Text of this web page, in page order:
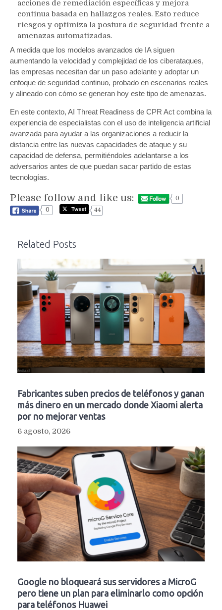
acciones de remediación específicas y mejora
continua basada en hallazgos reales. Esto reduce
riesgos y optimiza la postura de seguridad frente a
amenazas automatizadas.
A medida que los modelos avanzados de IA siguen
aumentando la velocidad y complejidad de los ciberataques,
las empresas necesitan dar un paso adelante y adoptar un
enfoque de seguridad continuo, probado en escenarios reales
y alineado con cómo se generan hoy este tipo de amenazas.
En este contexto, AI Threat Readiness de CPR Act combina la
experiencia de especialistas con el uso de inteligencia artificial
avanzada para ayudar a las organizaciones a reducir la
distancia entre las nuevas capacidades de ataque y su
capacidad de defensa, permitiéndoles adelantarse a los
adversarios antes de que puedan sacar partido de estas
tecnologías.
Please follow and like us:
0
0
44
Related Posts
Fabricantes suben precios de teléfonos y ganan
más dinero en un mercado donde Xiaomi alerta
por no mejorar ventas
6 agosto, 2026
Google no bloqueará sus servidores a MicroG
pero tiene un plan para eliminarlo como opción
para teléfonos Huawei